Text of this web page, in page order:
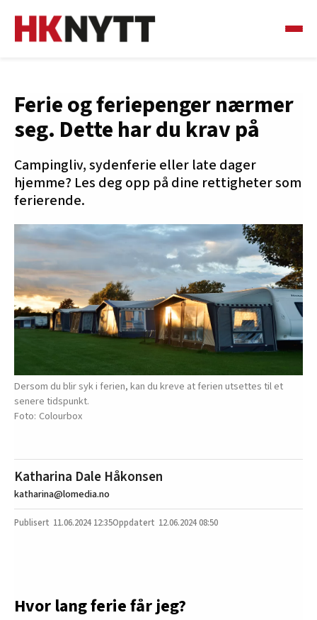
Ferie og feriepenger nærmer
seg. Dette har du krav på
Campingliv, sydenferie eller late dager
hjemme? Les deg opp på dine rettigheter som
ferierende.
Dersom du blir syk i ferien, kan du kreve at ferien utsettes til et
senere tidspunkt.
Colourbox
Katharina Dale Håkonsen
katharina@lomedia.no
11.06.2024 12:35 12.06.2024 08:50
Hvor lang ferie får jeg?